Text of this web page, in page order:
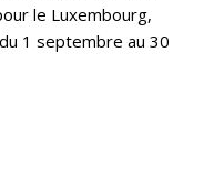
le Luxembourg,
1 septembre au 30